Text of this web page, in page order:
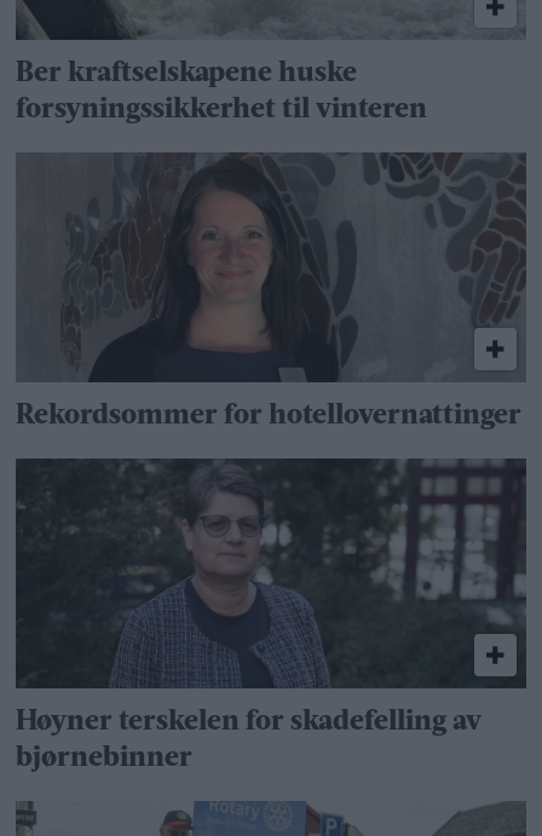
Ber kraftselskapene huske
forsyningssikkerhet til vinteren
Rekordsommer for hotellovernattinger
Høyner terskelen for skadefelling av
bjørnebinner